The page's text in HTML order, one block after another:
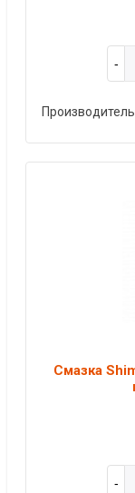
Смазка